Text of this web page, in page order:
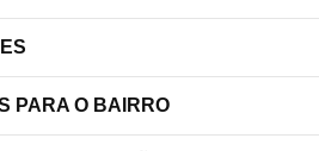
PARA O BAIRRO